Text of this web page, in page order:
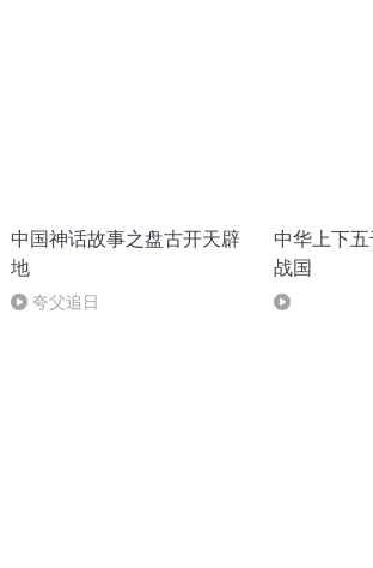
中国神话故事之盘古开天辟
地
夸父追日
中华上下
战国